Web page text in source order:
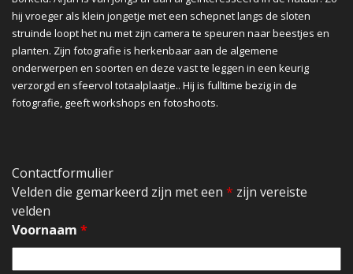
hij vroeger als klein jongetje met een schepnet langs de sloten
struinde loopt het nu met zijn camera te speuren naar beestjes en
planten. Zijn fotografie is herkenbaar aan de algemene
onderwerpen en soorten en deze vast te leggen in een keurig
verzorgd en sfeervol totaalplaatje.. Hij is fulltime bezig in de
fotografie, geeft workshops en fotoshoots.
Contactformulier
Velden die gemarkeerd zijn met een * zijn vereiste
velden
Voornaam *